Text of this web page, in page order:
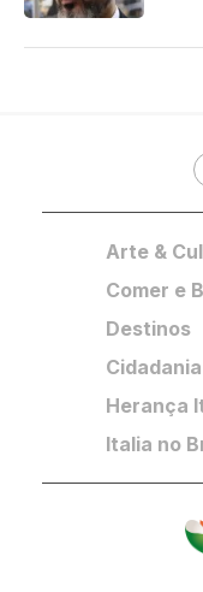
Arte &
Comer e
Destinos
Herança
Italia no